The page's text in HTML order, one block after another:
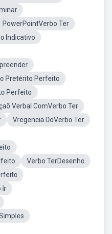
PowerPointVerbo Ter
Indicativo
Pretérito Perfeito
Perfeito
Verbal ComVerbo Ter
Vregencia DoVerbo Ter
Verbo TerDesenho
Ir